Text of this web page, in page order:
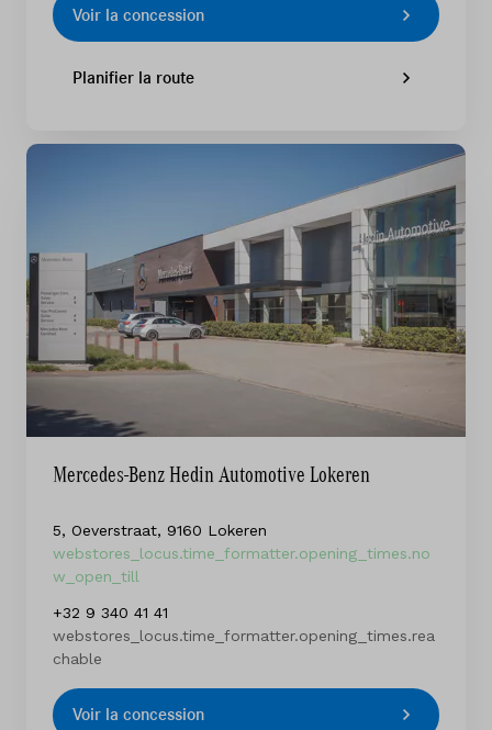
Voir la concession
Planifier la route
Mercedes-Benz Hedin Automotive Lokeren
5, Oeverstraat, 9160 Lokeren
webstores_locus.time_formatter.opening_times.no
w_open_till
+32 9 340 41 41
webstores_locus.time_formatter.opening_times.rea
chable
Voir la concession